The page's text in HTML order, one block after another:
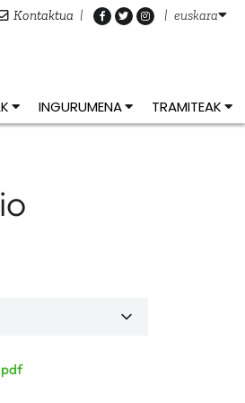
Kontaktua | | euskara
INGURUMENA TRAMITEAK